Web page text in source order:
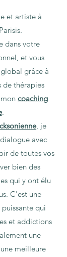
et artiste à
dans votre
et vous
grâce à
de thérapies
coaching
.
, je
avec
de toutes vos
bien des
qui y ont élu
C'est une
qui
et addictions
une
meilleure